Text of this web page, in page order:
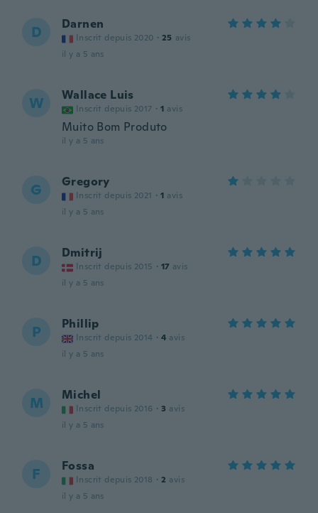
D Darnen
Inscrit depuis 2020 · 25 avis
il y a 5 ans
W Wallace Luis
Inscrit depuis 2017 · 1 avis
Muito Bom Produto
il y a 5 ans
G Gregory
Inscrit depuis 2021 · 1 avis
il y a 5 ans
D Dmitrij
Inscrit depuis 2015 · 17 avis
il y a 5 ans
P Phillip
Inscrit depuis 2014 · 4 avis
il y a 5 ans
M Michel
Inscrit depuis 2016 · 3 avis
il y a 5 ans
F Fossa
Inscrit depuis 2018 · 2 avis
il y a 5 ans